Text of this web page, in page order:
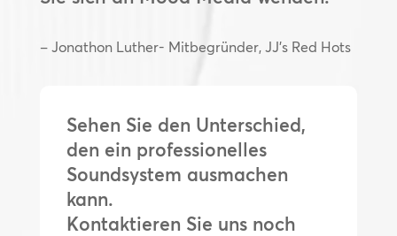
– Jonathon Luther- Mitbegründer, JJ’s Red Hots
Sehen Sie den Unterschied,
den ein professionelles
Soundsystem ausmachen
kann.
Kontaktieren Sie uns noch